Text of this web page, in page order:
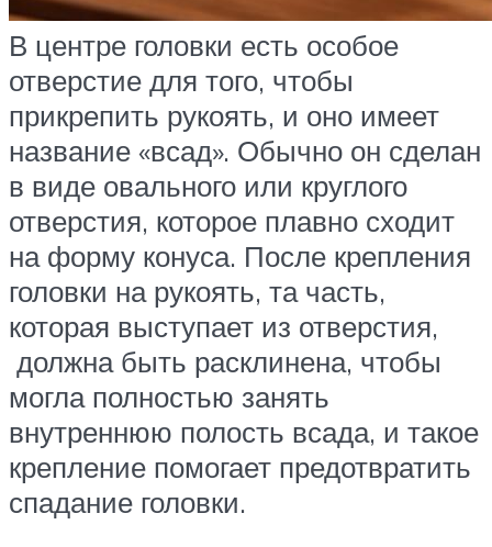
В центре головки есть особое
отверстие для того, чтобы
прикрепить рукоять, и оно имеет
название «всад». Обычно он сделан
в виде овального или круглого
отверстия, которое плавно сходит
на форму конуса. После крепления
головки на рукоять, та часть,
которая выступает из отверстия,
должна быть расклинена, чтобы
могла полностью занять
внутреннюю полость всада, и такое
крепление помогает предотвратить
спадание головки.